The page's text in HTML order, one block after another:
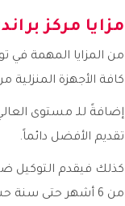
مزايا مركز
من المزايا المهمة في
كافة الأجهزة
إضافةً للـ مستوى
تقديم الأفضل دائماً.
كذلك فيقدم التوكيل
من 6 أشهر حتى سنة حسب قطع الغيار المبدلة.